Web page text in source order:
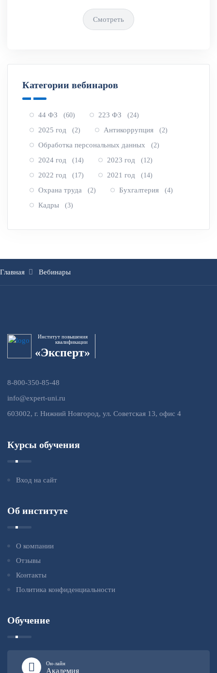
Смотреть
Категории вебинаров
44 ФЗ (60) 223 ФЗ (24)
2025 год (2) Антикоррупция (2)
Обработка персональных данных (2)
2024 год (14) 2023 год (12)
2022 год (17) 2021 год (14)
Охрана труда (2) Бухгалтерия (4)
Кадры (3)
Главная Вебинары
Институт повышения
квалификации
«Эксперт»
8-800-350-85-48
info@expert-uni.ru
603002, г. Нижний Новгород, ул. Советская 13, офис 4
Курсы обучения
Вход на сайт
Об институте
О компании
Отзывы
Контакты
Политика конфиденциальности
Обучение
Он-лайн
Академия